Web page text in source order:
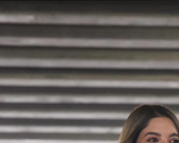
” desarrollado con el objetivo de
procesales que permitan el